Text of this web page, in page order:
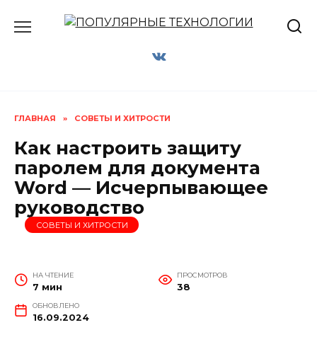
ГЛАВНАЯ » СОВЕТЫ И ХИТРОСТИ
Как настроить защиту
паролем для документа
Word — Исчерпывающее
руководство
СОВЕТЫ И ХИТРОСТИ
НА ЧТЕНИЕ
7 мин
ПРОСМОТРОВ
38
ОБНОВЛЕНО
16.09.2024